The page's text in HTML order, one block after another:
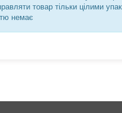
товар тільки цілими
немає